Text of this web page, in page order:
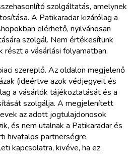
szolgáltatás, amelynek
A Patikaradar kizárólag a
elérhető, nyilvánosan
szolgál. Nem értékesítünk
a vásárlási folyamatban.
szereplő. Az oldalon megjelenő
(ideértve azok védjegyeit és
a vásárlók tájékoztatását és a
szolgálja. A megjelenített
az adott jogtulajdonosok
és nem utalnak a Patikaradar és
hivatalos partnerségre,
kapcsolatra, kivéve, ha ez